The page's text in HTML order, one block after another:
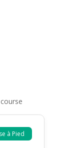
à Pied